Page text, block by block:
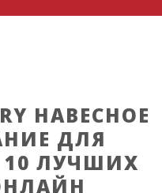
НАВЕСНОЕ
ДЛЯ
10 ЛУЧШИХ